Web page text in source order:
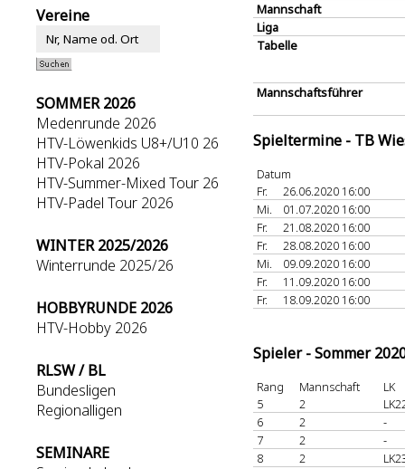
Vereine
SOMMER 2026
Medenrunde 2026
HTV-Löwenkids U8+/U10 26
HTV-Pokal 2026
HTV-Summer-Mixed Tour 26
HTV-Padel Tour 2026
WINTER 2025/2026
Winterrunde 2025/26
HOBBYRUNDE 2026
HTV-Hobby 2026
RLSW / BL
Bundesligen
Regionalligen
SEMINARE
Mannschaft
Liga
Tabelle
Mannschaftsführer
Spieltermine - TB
Datum
Fr.
26.06.2020 16:00
Mi.
01.07.2020 16:00
Fr.
21.08.2020 16:00
Fr.
28.08.2020 16:00
Mi.
09.09.2020 16:00
Fr.
11.09.2020 16:00
Fr.
18.09.2020 16:00
Spieler - Sommer
Rang Mannschaft
LK
5
2
6
2
-
7
2
-
8
2